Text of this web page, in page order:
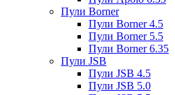
Пули Borner
Пули Borner 4.5
Пули Borner 5.5
Пули Borner 6.35
Пули JSB
Пули JSB 4.5
Пули JSB 5.0